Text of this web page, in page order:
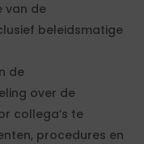
van de
beleidsmatige
de
over de
collega’s te
procedures en